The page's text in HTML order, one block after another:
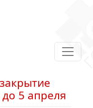
5 апреля